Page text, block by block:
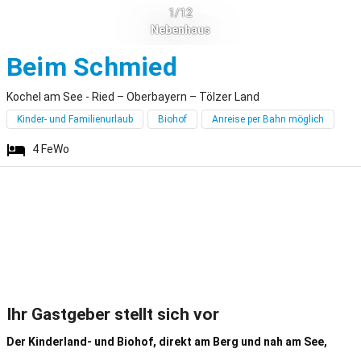
1/12
Nebenhaus
Beim Schmied
Kochel am See - Ried – Oberbayern – Tölzer Land
Kinder- und Familienurlaub Biohof Anreise per Bahn möglich
4 FeWo
Ihr Gastgeber stellt sich vor
Der Kinderland- und Biohof, direkt am Berg und nah am See,